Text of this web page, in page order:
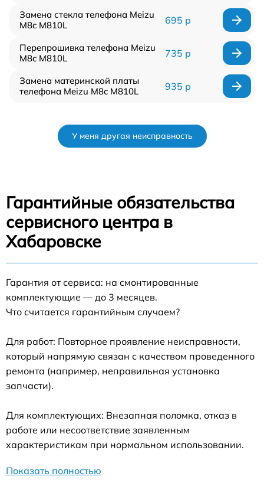
Замена стекла телефона Meizu
M8c M810L
695 р
Перепрошивка телефона Meizu
M8c M810L
735 р
Замена материнской платы
телефона Meizu M8c M810L
935 р
У меня другая неисправность
Гарантийные обязательства
сервисного центра в
Хабаровске
Гарантия от сервиса: на смонтированные
комплектующие — до 3 месяцев.
Что считается гарантийным случаем?
Для работ: Повторное проявление неисправности,
который напрямую связан с качеством проведенного
ремонта (например, неправильная установка
запчасти).
Для комплектующих: Внезапная поломка, отказ в
работе или несоответствие заявленным
характеристикам при нормальном использовании.
Показать полностью